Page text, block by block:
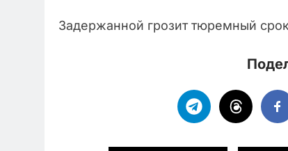
Задержанной грозит тюремный